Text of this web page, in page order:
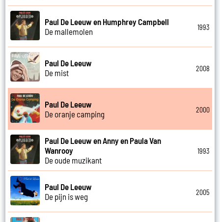
Paul De Leeuw en Humphrey Campbell
De mallemolen
1993
Paul De Leeuw
De mist
2008
Paul De Leeuw
De oranje camping
2000
Paul De Leeuw en Anny en Paula Van
Wanrooy
De oude muzikant
1993
Paul De Leeuw
De pijn is weg
2005